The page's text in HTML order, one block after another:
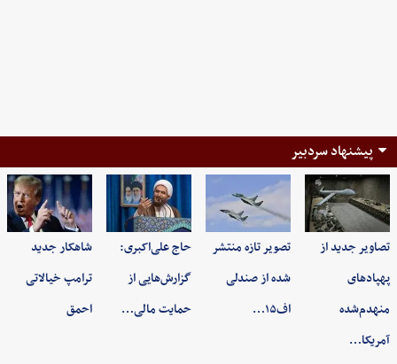
پیشنهاد سردبیر
تصاویر جدید از
پهپادهای
منهدم‌شده
آمریکا…
تصویر تازه منتشر
شده از صندلی
اف۱۵…
حاج علی‌اکبری:
گزارش‌هایی از
حمایت مالی…
شاهکار جدید
ترامپ خیالاتی
احمق